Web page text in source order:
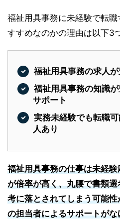
福祉用具事務に未経験で転
すすめなのかの理由は以下3
福祉用具事務の求人
福祉用具事務の知識
サポート
実務未経験でも転職
人あり
福祉用具事務の仕事は未経
が倍率が高く、丸腰で書類
考に落とされてしまう可能
の担当者によるサポートが